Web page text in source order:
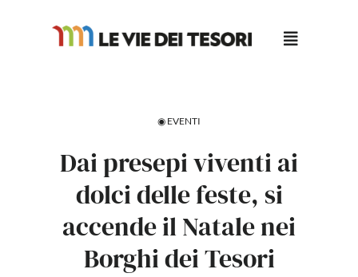
◉ EVENTI
Dai presepi viventi ai
dolci delle feste, si
accende il Natale nei
Borghi dei Tesori